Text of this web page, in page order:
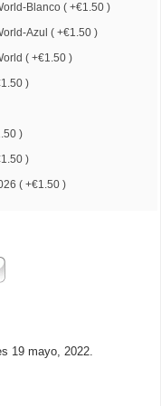
Blanco ( +€1.50 )
Azul ( +€1.50 )
( +€1.50 )
)
)
)
( +€1.50 )
19 mayo, 2022.